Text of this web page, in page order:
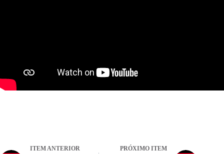
ITEM ANTERIOR PRÓXIMO ITEM